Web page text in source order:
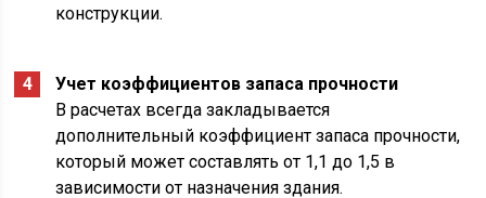
конструкции.
Учет коэффициентов запаса прочности
В расчетах всегда закладывается
дополнительный коэффициент запаса прочности,
который может составлять от 1,1 до 1,5 в
зависимости от назначения здания.